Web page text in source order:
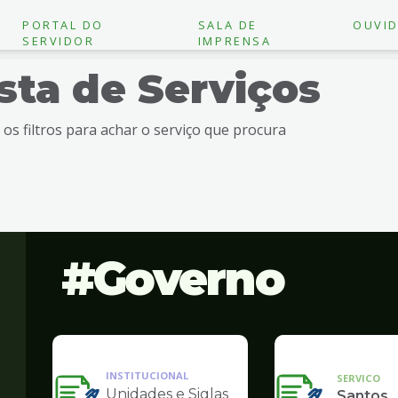
PORTAL DO
SERVIDOR
SALA DE
IMPRENSA
de Serviços
os filtros para achar o serviço que procura
Governo
INSTITUCIONAL
Unidades e Siglas
SERVICO